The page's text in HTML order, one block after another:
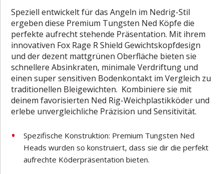
Speziell entwickelt für das Angeln im Nedrig-Stil
ergeben diese Premium Tungsten Ned Köpfe die
perfekte aufrecht stehende Präsentation. Mit ihrem
innovativen Fox Rage R Shield Gewichtskopfdesign
und der dezent mattgrünen Oberfläche bieten sie
schnellere Absinkraten, minimale Verdriftung und
einen super sensitiven Bodenkontakt im Vergleich zu
traditionellen Bleigewichten. Kombiniere sie mit
deinem favorisierten Ned Rig-Weichplastikköder und
erlebe unvergleichliche Präzision und Sensitivität.
Spezifische Konstruktion: Premium Tungsten Ned
Heads wurden so konstruiert, dass sie dir die perfekt
aufrechte Köderpräsentation bieten.